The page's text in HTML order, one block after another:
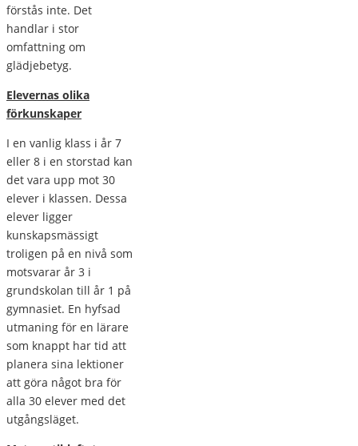
förstås inte. Det
handlar i stor
omfattning om
glädjebetyg.
Elevernas olika
förkunskaper
I en vanlig klass i år 7
eller 8 i en storstad kan
det vara upp mot 30
elever i klassen. Dessa
elever ligger
kunskapsmässigt
troligen på en nivå som
motsvarar år 3 i
grundskolan till år 1 på
gymnasiet. En hyfsad
utmaning för en lärare
som knappt har tid att
planera sina lektioner
att göra något bra för
alla 30 elever med det
utgångsläget.